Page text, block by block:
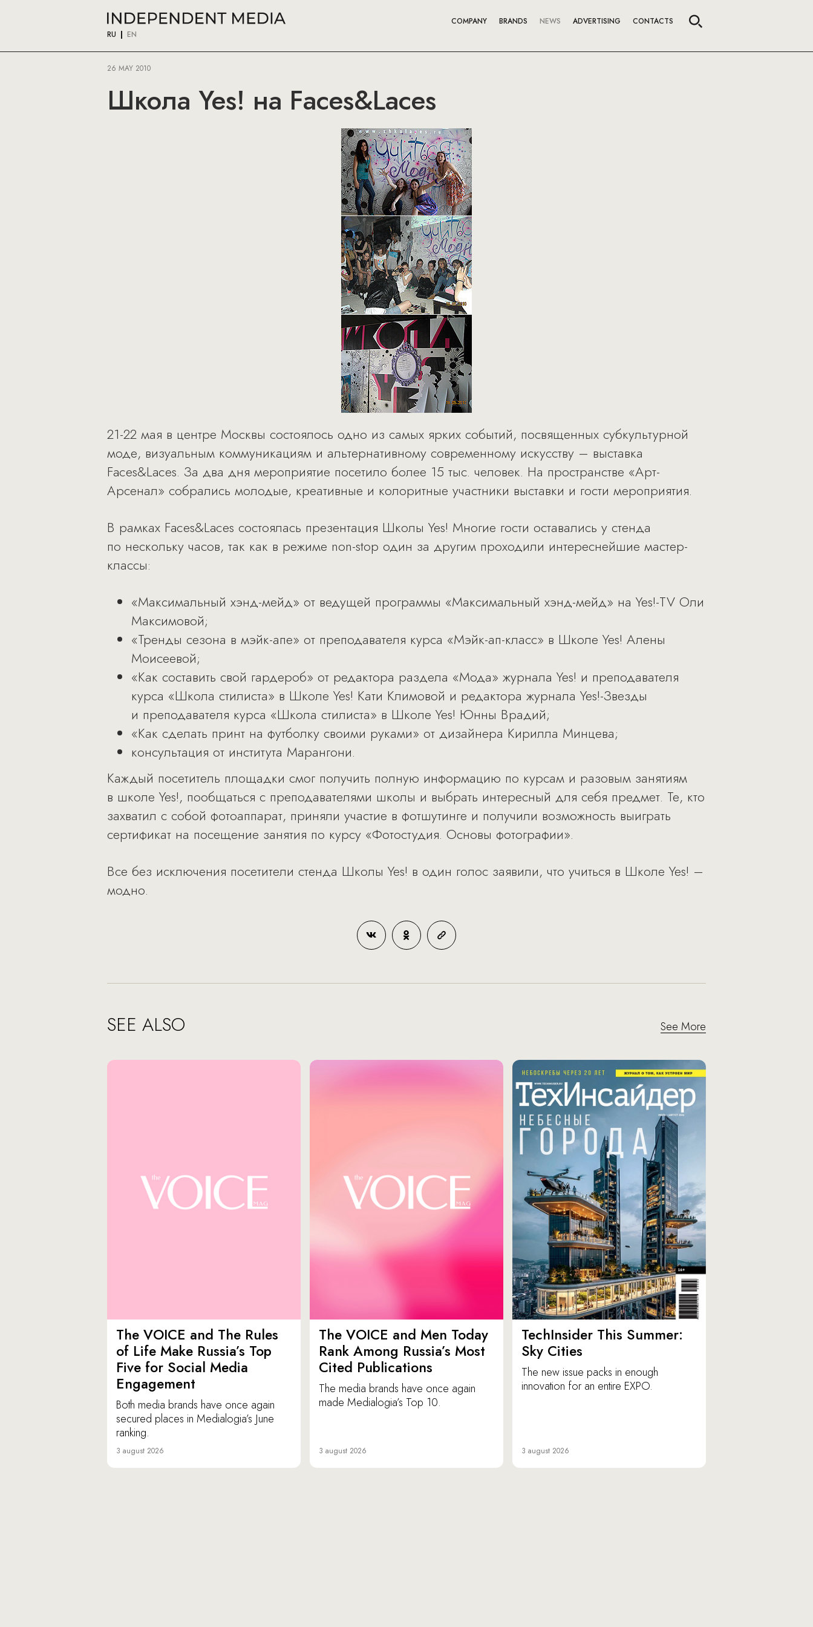
RU EN
COMPANY BRANDS NEWS ADVERTISING CONTACTS
26 MAY 2010
Школа Yes! на Faces&Laces
21-22 мая в центре Москвы состоялось одно из самых ярких событий, посвященных субкультурной
моде, визуальным коммуникациям и альтернативному современному искусству – выставка
Faces&Laces. За два дня мероприятие посетило более 15 тыс. человек. На пространстве «Арт-
Арсенал» собрались молодые, креативные и колоритные участники выставки и гости мероприятия.
В рамках Faces&Laces состоялась презентация Школы Yes! Многие гости оставались у стенда
по нескольку часов, так как в режиме non-stop один за другим проходили интереснейшие мастер-
классы:
«Максимальный хэнд-мейд» от ведущей программы «Максимальный хэнд-мейд» на Yes!-TV Оли
Максимовой;
«Тренды сезона в мэйк-апе» от преподавателя курса «Мэйк-ап-класс» в Школе Yes! Алены
Моисеевой;
«Как составить свой гардероб» от редактора раздела «Мода» журнала Yes! и преподавателя
курса «Школа стилиста» в Школе Yes! Кати Климовой и редактора журнала Yes!-Звезды
и преподавателя курса «Школа стилиста» в Школе Yes! Юнны Врадий;
«Как сделать принт на футболку своими руками» от дизайнера Кирилла Минцева;
консультация от института Марангони.
Каждый посетитель площадки смог получить полную информацию по курсам и разовым занятиям
в школе Yes!, пообщаться с преподавателями школы и выбрать интересный для себя предмет. Те, кто
захватил с собой фотоаппарат, приняли участие в фотшутинге и получили возможность выиграть
сертификат на посещение занятия по курсу «Фотостудия. Основы фотографии».
Все без исключения посетители стенда Школы Yes! в один голос заявили, что учиться в Школе Yes! –
модно.
SEE ALSO See More
The VOICE and The Rules
of Life Make Russia’s Top
Five for Social Media
Engagement
Both media brands have once again
secured places in Medialogia’s June
ranking.
3 august 2026
The VOICE and Men Today
Rank Among Russia’s Most
Cited Publications
The media brands have once again
made Medialogia’s Top 10.
3 august 2026
TechInsider This Summer:
Sky Cities
The new issue packs in enough
innovation for an entire EXPO.
3 august 2026